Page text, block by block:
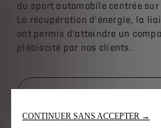
du sport automobile centrée
La récupération d'énergie, la
ont permis d’atteindre un
plébiscité par nos clients.
CONTINUER SANS ACCEPTER →